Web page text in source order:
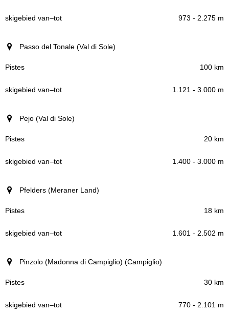
973 - 2.275 m
Passo del Tonale (Val di Sole)
100 km
1.121 - 3.000 m
Pejo (Val di Sole)
20 km
1.400 - 3.000 m
Pfelders (Meraner Land)
18 km
1.601 - 2.502 m
Pinzolo (Madonna di Campiglio) (Campiglio)
30 km
770 - 2.101 m